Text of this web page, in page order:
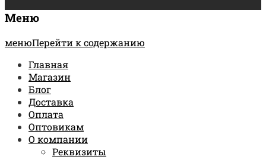
Меню
менюПерейти к содержанию
Главная
Магазин
Блог
Доставка
Оплата
Оптовикам
О компании
Реквизиты